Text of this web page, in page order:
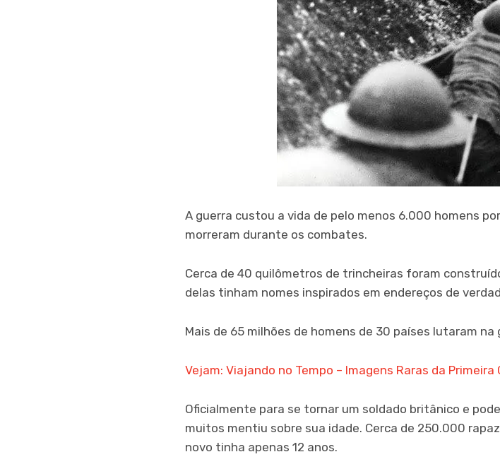
A guerra custou a vida de pelo menos 6.000 homens
morreram durante os combates.
Cerca de 40 quilômetros de trincheiras foram
delas tinham nomes inspirados em endereços de
Mais de 65 milhões de homens de 30 países lutaram na
Vejam: Viajando no Tempo – Imagens Raras da Primeira
Oficialmente para se tornar um soldado britânico e
muitos mentiu sobre sua idade. Cerca de 250.000
novo tinha apenas 12 anos.